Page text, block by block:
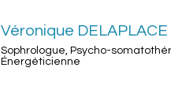
Véronique DELAPLACE
Sophrologue, Psycho-
Énergéticienne